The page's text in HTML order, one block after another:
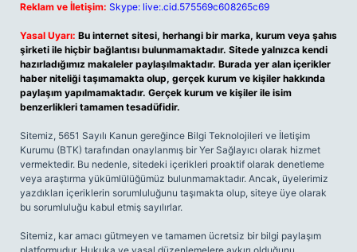
Reklam ve İletişim: Skype: live:.cid.575569c608265c69
Yasal Uyarı: Bu internet sitesi, herhangi bir marka, kurum veya şahıs
şirketi ile hiçbir bağlantısı bulunmamaktadır. Sitede yalnızca kendi
hazırladığımız makaleler paylaşılmaktadır. Burada yer alan içerikler
haber niteliği taşımamakta olup, gerçek kurum ve kişiler hakkında
paylaşım yapılmamaktadır. Gerçek kurum ve kişiler ile isim
benzerlikleri tamamen tesadüfidir.
Sitemiz, 5651 Sayılı Kanun gereğince Bilgi Teknolojileri ve İletişim
Kurumu (BTK) tarafından onaylanmış bir Yer Sağlayıcı olarak hizmet
vermektedir. Bu nedenle, sitedeki içerikleri proaktif olarak denetleme
veya araştırma yükümlülüğümüz bulunmamaktadır. Ancak, üyelerimiz
yazdıkları içeriklerin sorumluluğunu taşımakta olup, siteye üye olarak
bu sorumluluğu kabul etmiş sayılırlar.
Sitemiz, kar amacı gütmeyen ve tamamen ücretsiz bir bilgi paylaşım